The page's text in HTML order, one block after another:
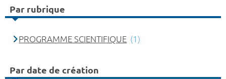
Par rubrique
PROGRAMME SCIENTIFIQUE (1)
Par date de création